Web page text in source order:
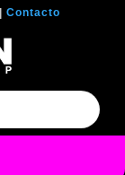
Contacto